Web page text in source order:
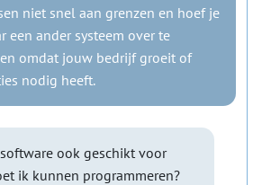
niet snel aan grenzen en hoef je
een ander systeem over te
omdat jouw bedrijf groeit of
nodig heeft.
ook geschikt voor
ik kunnen programmeren?